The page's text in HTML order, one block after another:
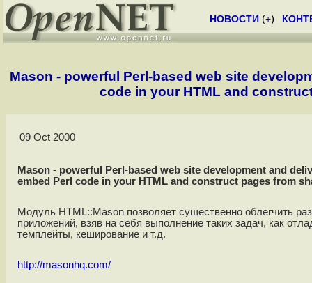
НОВОСТИ (+)
Mason - powerful Perl-based web site
code in your HTML and
09 Oct 2000
Mason - powerful Perl-based web site development and
embed Perl code in your HTML and construct pages from
Модуль HTML::Mason позволяет существенно облегчить
приложений, взяв на себя выполнение таких задач, как
темплейты, кеширование и т.д.
http://masonhq.com/